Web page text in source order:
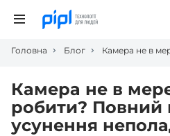
Головна Блог Камера не в
Камера не в
робити? Повний
усунення